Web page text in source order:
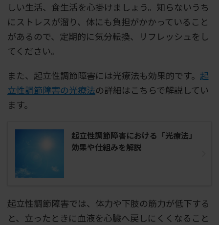
しい生活、食生活を心掛けましょう。知らないうち
にストレスが溜り、体にも負担がかかっていること
があるので、定期的に気分転換、リフレッシュをし
てください。
また、起立性調節障害には光療法も効果的です。 起
立性調節障害の光療法の詳細はこちらで解説してい
ます。
起立性調節障害における「光療法」
効果や仕組みを解説
起立性調節障害では、体力や下肢の筋力が低下する
と、立ったときに血液を心臓へ戻しにくくなること